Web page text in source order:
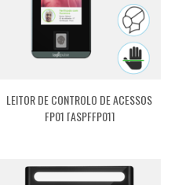
LEITOR DE CONTROLO DE ACESSOS
FP01 [ASPFFP01]